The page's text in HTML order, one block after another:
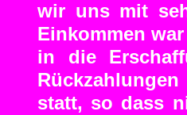
wir uns mit
Einkommen
in die
statt, so dass